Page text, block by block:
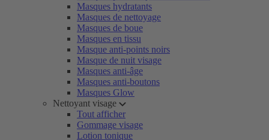
Masques hydratants
Masques de nettoyage
Masques de boue
Masques en tissu
Masque anti-points noirs
Masque de nuit visage
Masques anti-âge
Masques anti-boutons
Masques Glow
Nettoyant visage
Tout afficher
Gommage visage
Lotion tonique